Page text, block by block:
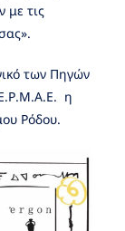
με τις
των Πηγών
η
Ρόδου.